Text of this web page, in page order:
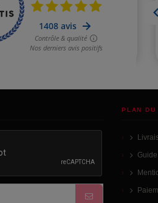
PLAN DU